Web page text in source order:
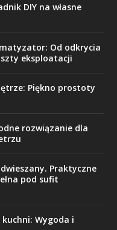
DIY na własne
Od odkrycia
eksploatacji
Piękno prostoty
rozwiązanie dla
Praktyczne
pod sufit
Wygoda i